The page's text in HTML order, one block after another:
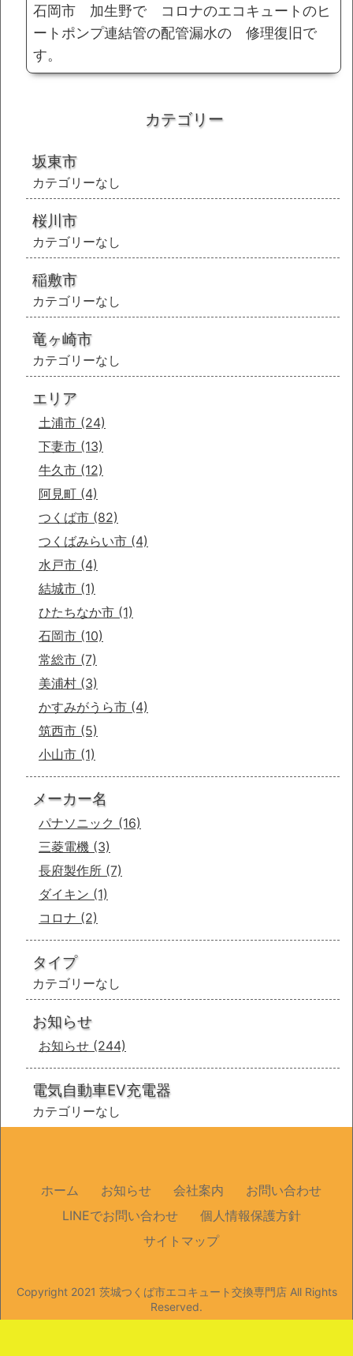
石岡市 加生野で コロナのエコキュートのヒ
ートポンプ連結管の配管漏水の 修理復旧で
す。
カテゴリー
坂東市
カテゴリーなし
桜川市
カテゴリーなし
稲敷市
カテゴリーなし
竜ヶ崎市
カテゴリーなし
エリア
土浦市 (24)
下妻市 (13)
牛久市 (12)
阿見町 (4)
つくば市 (82)
つくばみらい市 (4)
水戸市 (4)
結城市 (1)
ひたちなか市 (1)
石岡市 (10)
常総市 (7)
美浦村 (3)
かすみがうら市 (4)
筑西市 (5)
小山市 (1)
メーカー名
パナソニック (16)
三菱電機 (3)
長府製作所 (7)
ダイキン (1)
コロナ (2)
タイプ
カテゴリーなし
お知らせ
お知らせ (244)
電気自動車EV充電器
カテゴリーなし
ホーム お知らせ 会社案内
お問い合わせ
LINEでお問い合わせ
個人情報保護方針
サイトマップ
Copyright 2021 茨城つくば市エコキュート交換専門店All Rights
Reserved.